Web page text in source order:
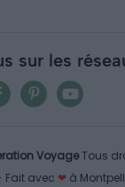
sur les
VoyageTous
Fait avec ❤ à